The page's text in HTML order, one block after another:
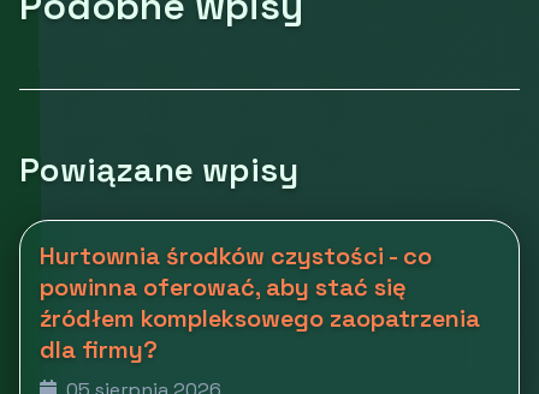
Powiązane wpisy
Hurtownia środków czystości - co
powinna oferować, aby stać się
źródłem kompleksowego zaopatrzenia
dla firmy?